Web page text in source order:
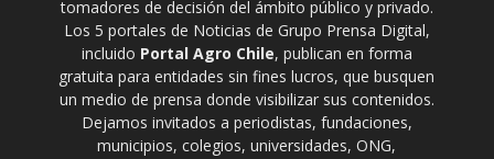
tomadores de decisión del ámbito público y privado.
Los 5 portales de Noticias de Grupo Prensa Digital,
incluido Portal Agro Chile, publican en forma
gratuita para entidades sin fines lucros, que busquen
un medio de prensa donde visibilizar sus contenidos.
Dejamos invitados a periodistas, fundaciones,
municipios, colegios, universidades, ONG,